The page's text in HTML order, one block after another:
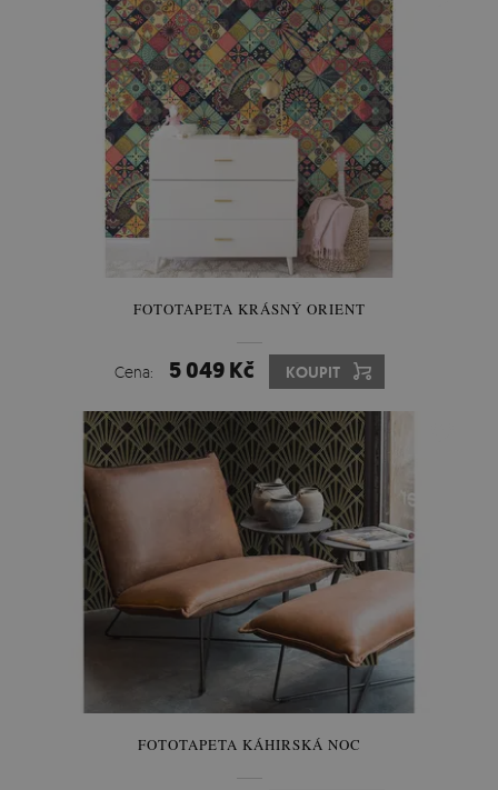
FOTOTAPETA KRÁSNÝ ORIENT
Cena: 5 049 Kč KOUPIT
FOTOTAPETA KÁHIRSKÁ NOC